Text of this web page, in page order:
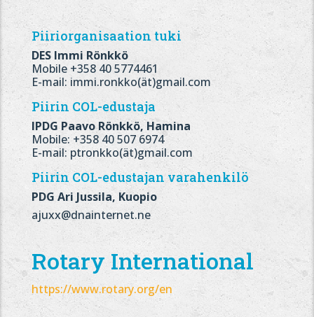
Piiriorganisaation tuki
DES Immi Rönkkö
Mobile +358 40 5774461
E-mail: immi.ronkko(ät)gmail.com
Piirin COL-edustaja
IPDG Paavo Rönkkö, Hamina
Mobile: +358 40 507 6974
E-mail: ptronkko(ät)gmail.com
Piirin COL-edustajan varahenkilö
PDG Ari Jussila, Kuopio
ajuxx@dnainternet.ne
Rotary International
https://www.rotary.org/en